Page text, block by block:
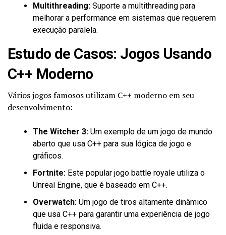
Multithreading: Suporte a multithreading para
melhorar a performance em sistemas que requerem
execução paralela.
Estudo de Casos: Jogos Usando
C++ Moderno
Vários jogos famosos utilizam C++ moderno em seu
desenvolvimento:
The Witcher 3: Um exemplo de um jogo de mundo
aberto que usa C++ para sua lógica de jogo e
gráficos.
Fortnite: Este popular jogo battle royale utiliza o
Unreal Engine, que é baseado em C++.
Overwatch: Um jogo de tiros altamente dinâmico
que usa C++ para garantir uma experiência de jogo
fluida e responsiva.